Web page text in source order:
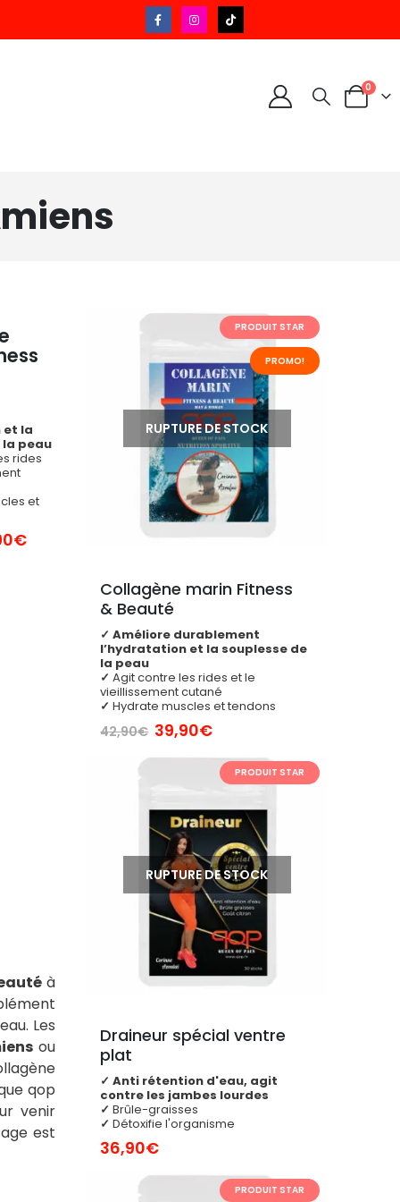
0
et la
la peau
rides
et
€Le
à
Les
ou
qop
venir
est
PRODUIT STAR
PROMO!
RUPTURE DE STOCK
Collagène marin Fitness
& Beauté
✓ Améliore durablement
l’hydratation et la souplesse de
la peau
✓ Agit contre les rides et le
vieillissement cutané
✓ Hydrate muscles et tendons
42,90€ Le
initial
39,90€Le
actuel
est :PRODUIT STAR
RUPTURE DE STOCK
Draineur spécial ventre
plat
✓ Anti rétention d'eau, agit
contre les jambes lourdes
✓ Brûle-graisses
✓ Détoxifie l'organisme
36,90€
PRODUIT STAR